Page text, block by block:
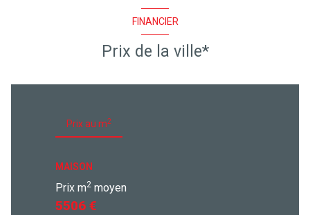
FINANCIER
Prix de la ville*
Prix au m2
MAISON
Prix m2 moyen
5506 €